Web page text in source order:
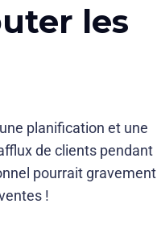
les
planification et une
de clients pendant
pourrait gravement
!